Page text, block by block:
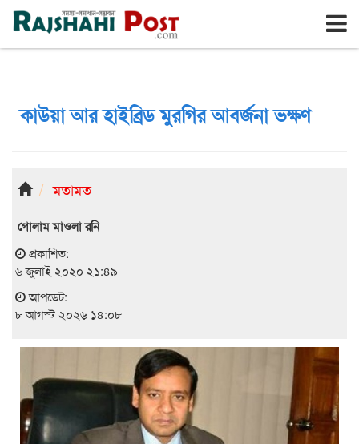
রাজশাহী শনিবার, ৮ই আগস্ট ২০২৬, ২৫শে শ্রাবণ ১৪৩৩
কাউয়া আর হাইব্রিড মুরগির আবর্জনা ভক্ষণ
মতামত
গোলাম মাওলা রনি
প্রকাশিত:
৬ জুলাই ২০২০ ২১:৪৯
আপডেট:
৮ আগস্ট ২০২৬ ১৪:০৮